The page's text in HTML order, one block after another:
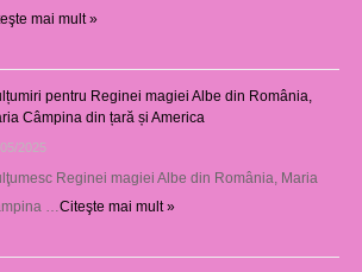
mai mult »
pentru Reginei magiei Albe din România,
Câmpina din țară și America
2025
Reginei magiei Albe din România, Maria
… Citeşte mai mult »